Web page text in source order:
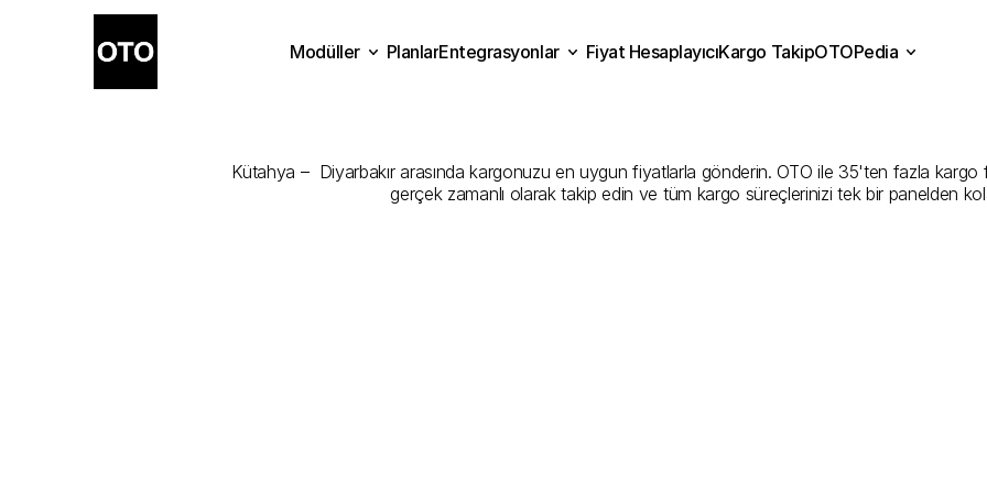
Kütahya –  Diyarbakır arasında kargonuzu en uygun fiyatlarla gönderin. OTO ile 35'ten fazla kargo
gerçek zamanlı olarak takip edin ve tüm kargo süreçlerinizi tek bir panelden
Modüller
PlanlarEntegrasyonlar
Fiyat HesaplayıcıKargo TakipOTOPedia